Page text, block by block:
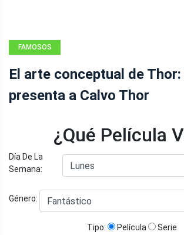
FAMOSOS
El arte conceptual de
presenta a Calvo Thor
¿Qué Película
Día De La
Semana:
Género:
Tipo: Película Serie